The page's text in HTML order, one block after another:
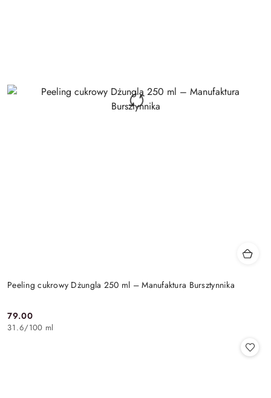
Peeling cukrowy Dżungla 250 ml – Manufaktura Bursztynnika
Cena:
79.00
31.6/100 ml